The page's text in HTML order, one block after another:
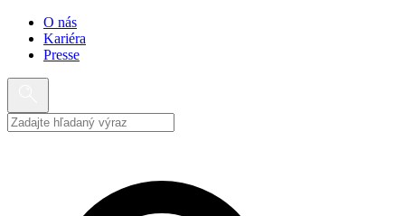
O nás
Kariéra
Presse